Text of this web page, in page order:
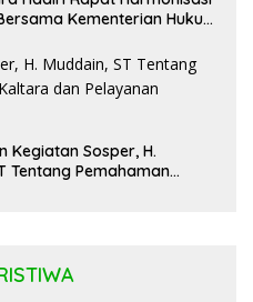
Kementerian Hukum
Kegiatan Sosper, H.
Tentang Pemahaman